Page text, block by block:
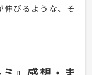
伸びるような、そ